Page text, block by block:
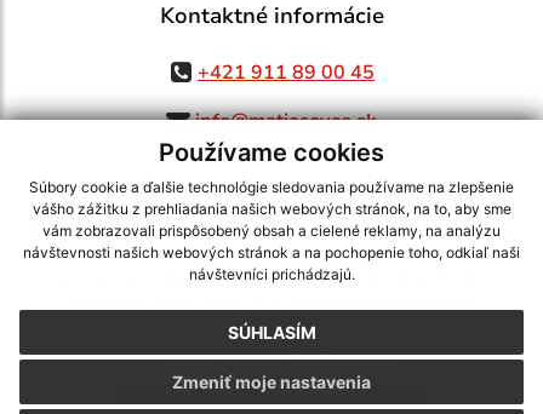
Používame cookies
Súbory cookie a ďalšie technológie sledovania používame na zlepšenie
vášho zážitku z prehliadania našich webových stránok, na to, aby sme
vám zobrazovali prispôsobený obsah a cielené reklamy, na analýzu
návštevnosti našich webových stránok a na pochopenie toho, odkiaľ naši
návštevníci prichádzajú.
SÚHLASÍM
Zmeniť moje nastavenia
Kontaktné informácie
+421 911 89 00 45
info@matiasovce.sk
využite možnosť získavania aktuálnych informácií s využitím RSS
CMS systém (redakčný) systém ECHELON 2,Mapa stránok,web portál
webex.digital, s.r.o.,domény,registrácia domény
Posledná aktualizácia:05.08.2026
Vytlačiť stránku|Vyhlásenie o prístupnosti